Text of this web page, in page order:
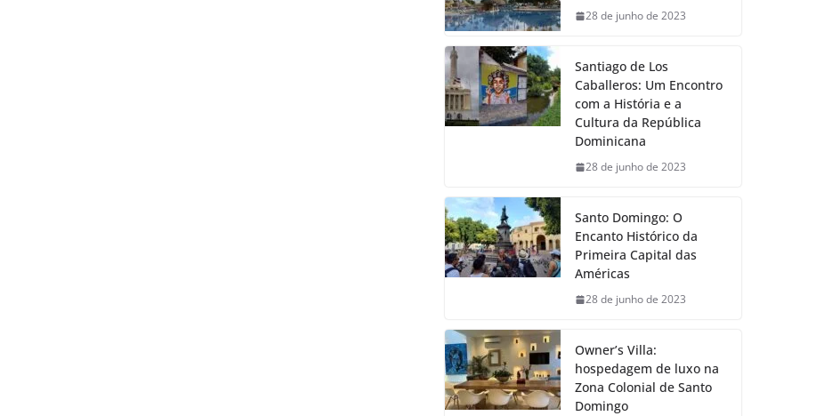
28 de junho de 2023
Santiago de Los
Caballeros: Um Encontro
com a História e a
Cultura da República
Dominicana
28 de junho de 2023
Santo Domingo: O
Encanto Histórico da
Primeira Capital das
Américas
28 de junho de 2023
Owner’s Villa:
hospedagem de luxo na
Zona Colonial de Santo
Domingo